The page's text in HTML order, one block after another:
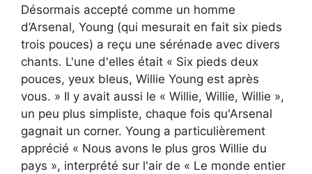
Désormais accepté comme un homme
d’Arsenal, Young (qui mesurait en fait six pieds
trois pouces) a reçu une sérénade avec divers
chants. L'une d'elles était « Six pieds deux
pouces, yeux bleus, Willie Young est après
vous. » Il y avait aussi le « Willie, Willie, Willie »,
un peu plus simpliste, chaque fois qu'Arsenal
gagnait un corner. Young a particulièrement
apprécié « Nous avons le plus gros Willie du
pays », interprété sur l'air de « Le monde entier